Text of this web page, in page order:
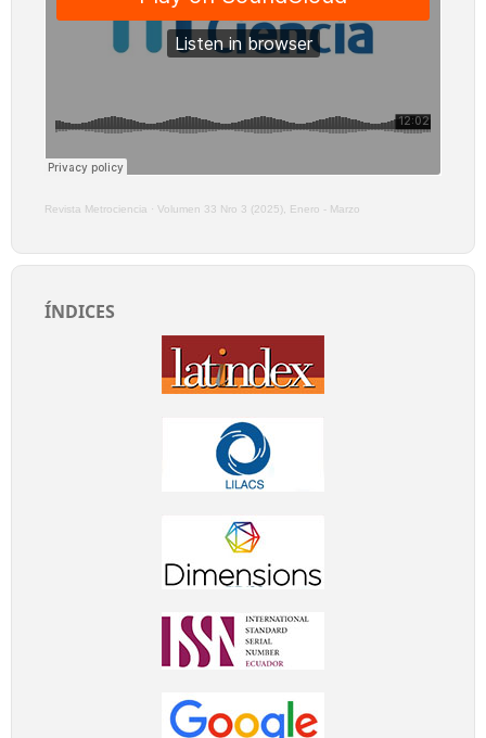
Revista Metrociencia · Volumen 33 Nro 3 (2025), Enero - Marzo
ÍNDICES